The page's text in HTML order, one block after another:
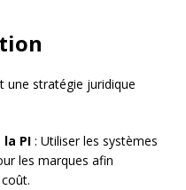
une stratégie juridique
PI : Utiliser les systèmes
les marques afin